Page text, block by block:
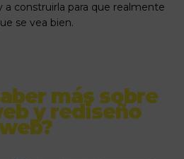
construirla para que realmente
se vea bien.
más sobre
y rediseño